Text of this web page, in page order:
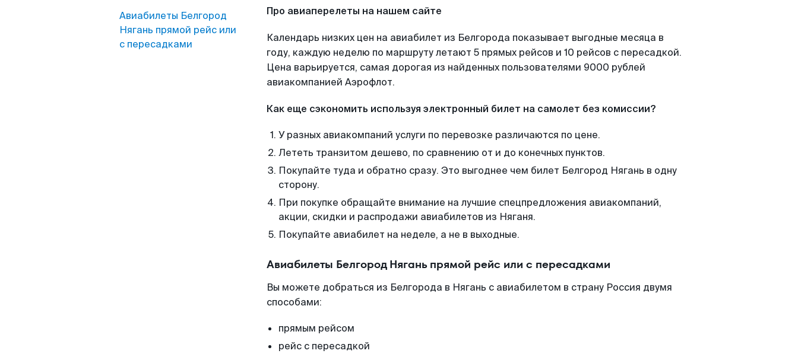
Авиабилеты Белгород
Нягань прямой рейс или
с пересадками
Про авиаперелеты на нашем сайте
Календарь низких цен на авиабилет из Белгорода показывает выгодные месяца в
году, каждую неделю по маршруту летают 5 прямых рейсов и 10 рейсов с пересадкой.
Цена варьируется, самая дорогая из найденных пользователями 9000 рублей
авиакомпанией Аэрофлот.
Как еще сэкономить используя электронный билет на самолет без комиссии?
У разных авиакомпаний услуги по перевозке различаются по цене.
Лететь транзитом дешево, по сравнению от и до конечных пунктов.
Покупайте туда и обратно сразу. Это выгоднее чем билет Белгород Нягань в одну
сторону.
При покупке обращайте внимание на лучшие спецпредложения авиакомпаний,
акции, скидки и распродажи авиабилетов из Няганя.
Покупайте авиабилет на неделе, а не в выходные.
Авиабилеты Белгород Нягань прямой рейс или с пересадками
Вы можете добраться из Белгорода в Нягань с авиабилетом в страну Россия двумя
способами:
прямым рейсом
рейс с пересадкой